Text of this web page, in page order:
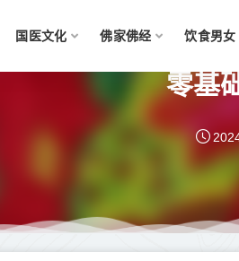
国医文化 佛家佛经 饮食男女
零基